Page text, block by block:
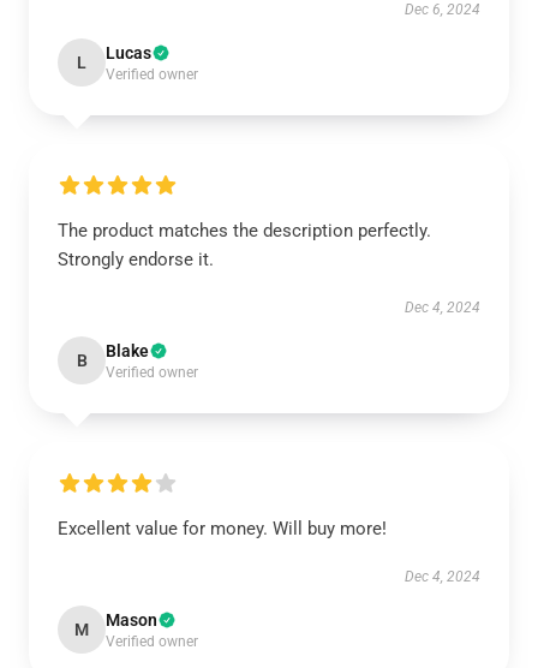
Dec 6, 2024
L Lucas
Verified owner
The product matches the description perfectly.
Strongly endorse it.
Dec 4, 2024
B Blake
Verified owner
Excellent value for money. Will buy more!
Dec 4, 2024
M Mason
Verified owner